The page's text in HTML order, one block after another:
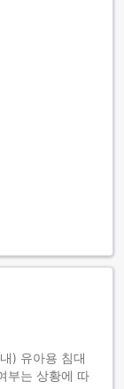
) 유아용 침대
부는 상황에 따